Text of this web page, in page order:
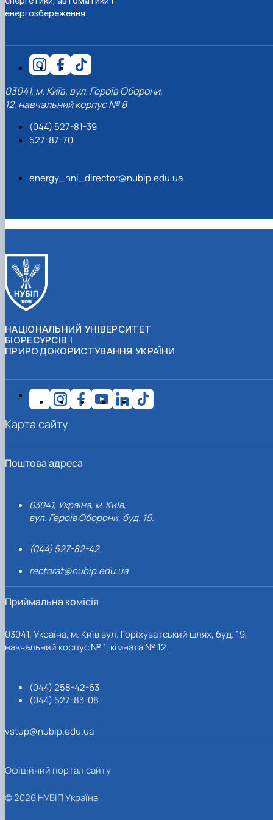
енергозбереження
03041, м. Київ, вул. Героїв Оборони,
12, навчальний корпус № 8
(044) 527-81-39
527-87-70
energy_nni_director@nubip.edu.ua
НАЦІОНАЛЬНИЙ УНІВЕРСИТЕТ
БІОРЕСУРСІВ І
ПРИРОДОКОРИСТУВАННЯ УКРАЇНИ
Поштова адреса
03041, Україна, м. Київ,
вул. Героїв Оборони, буд. 15.
(044) 527-82-42
rectorat@nubip.edu.ua
Приймальна комісія
03041, Україна, м. Київ вул. Горіхуватський шлях, буд. 19,
навчальний корпус № 1, кімната № 12.
(044) 258-42-63
(044) 527-83-08
vstup@nubip.edu.ua
Карта сайту
Офіційний портал сайту
© 2026 НУБІП Україна